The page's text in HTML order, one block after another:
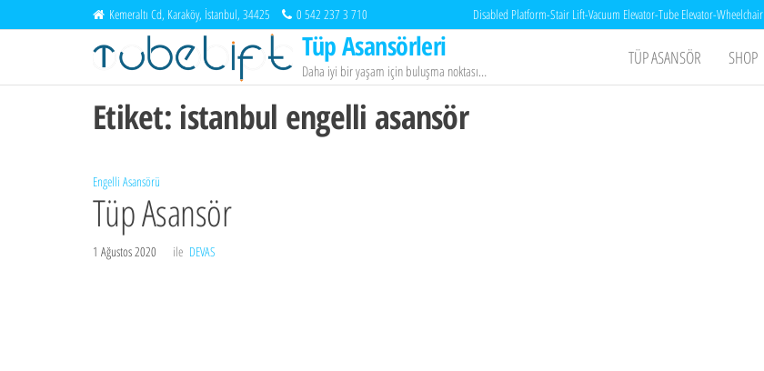
atla
Kemeraltı Cd, Karaköy, İstanbul, 34425 0 542 237 3 710 Disabled Platform-Stair Lift-Vacuum Elevator-Tube Elevator-Wheelchair
Tüp Asansörleri
Daha iyi bir yaşam için buluşma noktası…
TÜP ASANSÖR SHOP
Etiket: istanbul engelli asansör
Engelli Asansörü
Tüp Asansör
1 Ağustos 2020 ile DEVAS